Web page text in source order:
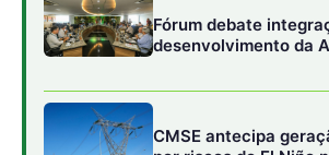
um dos maiores escândalos financeiros
anos 2000. A empresa, criada com a
em 2004 e deixou um rombo de cerca
atingindo mais de 32 mil investidores.